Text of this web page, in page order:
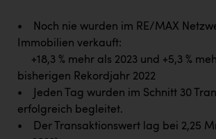
• Noch nie wurden im RE/MAX
Immobilien verkauft:
+18,3 % mehr als 2023 und +5,3 %
bisherigen Rekordjahr 2022
• Jeden Tag wurden im Schnitt 30
erfolgreich begleitet.
• Der Transaktionswert lag bei 2,25